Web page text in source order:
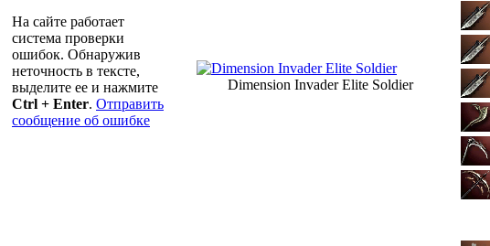
На сайте работает
система проверки
ошибок. Обнаружив
неточность в тексте,
выделите ее и нажмите
Ctrl + Enter. Отправить
сообщение об ошибке
Dimension Invader Elite Soldier